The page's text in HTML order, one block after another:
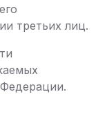
третьих лиц.